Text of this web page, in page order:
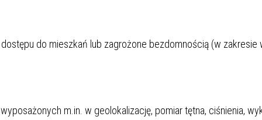
do mieszkań lub zagrożone bezdomnością (w zakresie
m.in. w geolokalizację, pomiar tętna, ciśnienia,